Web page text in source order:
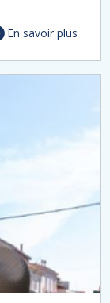
En savoir plus